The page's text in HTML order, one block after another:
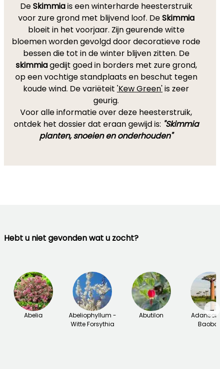
DeSkimmiais een winterharde heesterstruik
voor zure grond met blijvend loof. DeSkimmia
bloeit in het voorjaar. Zijn geurende witte
bloemen worden gevolgd door decoratieve rode
bessen die tot in de winter blijven zitten. De
skimmiagedijt goed in borders met zure grond,
op een vochtige standplaats en beschut tegen
koude wind. De variëteit 'Kew Green'is zeer
geurig.
Voor alle informatie over deze heesterstruik,
ontdek het dossier dat eraan gewijd is: "Skimmia
planten, snoeien en onderhouden"
Hebt u niet gevonden wat u zocht?
Abelia
Abeliophyllum -
Witte Forsythia
Abutilon
→